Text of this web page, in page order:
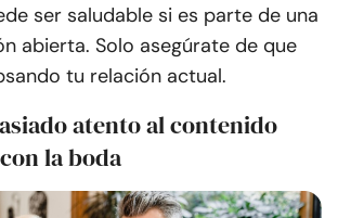
ser saludable si es parte de una
abierta. Solo asegúrate de que
tu relación actual.
atento al contenido
la boda